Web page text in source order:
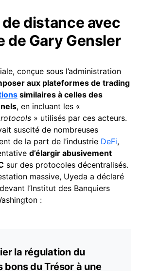
distance avec
de Gary Gensler
conçue sous l’administration
aux plateformes de trading
similaires à celles des
, en incluant les «
» utilisés par ces acteurs.
suscité de nombreuses
de la part de l’industrie DeFi,
d’élargir abusivement
sur des protocoles décentralisés.
massive, Uyeda a déclaré
l’Institut des Banquiers
:
la régulation du
bons du Trésor à une